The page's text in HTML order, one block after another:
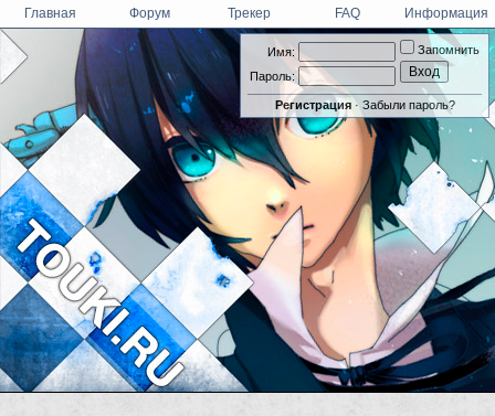
Имя:
Пароль:
Запомнить
Регистрация· Забыли пароль?
Главная Форум Трекер FAQ Информация